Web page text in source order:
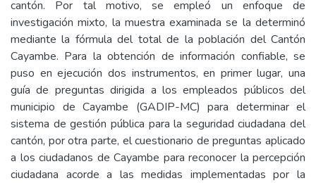
cantón. Por tal motivo, se empleó un enfoque de
investigación mixto, la muestra examinada se la determinó
mediante la fórmula del total de la población del Cantón
Cayambe. Para la obtención de información confiable, se
puso en ejecución dos instrumentos, en primer lugar, una
guía de preguntas dirigida a los empleados públicos del
municipio de Cayambe (GADIP-MC) para determinar el
sistema de gestión pública para la seguridad ciudadana del
cantón, por otra parte, el cuestionario de preguntas aplicado
a los ciudadanos de Cayambe para reconocer la percepción
ciudadana acorde a las medidas implementadas por la